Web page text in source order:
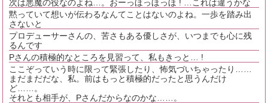
次は悪魔の役なのよね…。おーっほっほっほ ! …これは違うかな
黙っていて想いが伝わるなんてことはないのよね。一歩を踏み出
さないと
プロデューサーさんの、苦さもある優しさが、いつまでも心に残
るんです
Pさんの積極的なところを見習って、私もきっと… !
ここぞっていう時に限って緊張したり、怖気づいちゃったり……
まだまだだな、私。前はもっと積極的だったと思うんだけ
ど……。
それとも相手が、Pさんだからなのかな……。